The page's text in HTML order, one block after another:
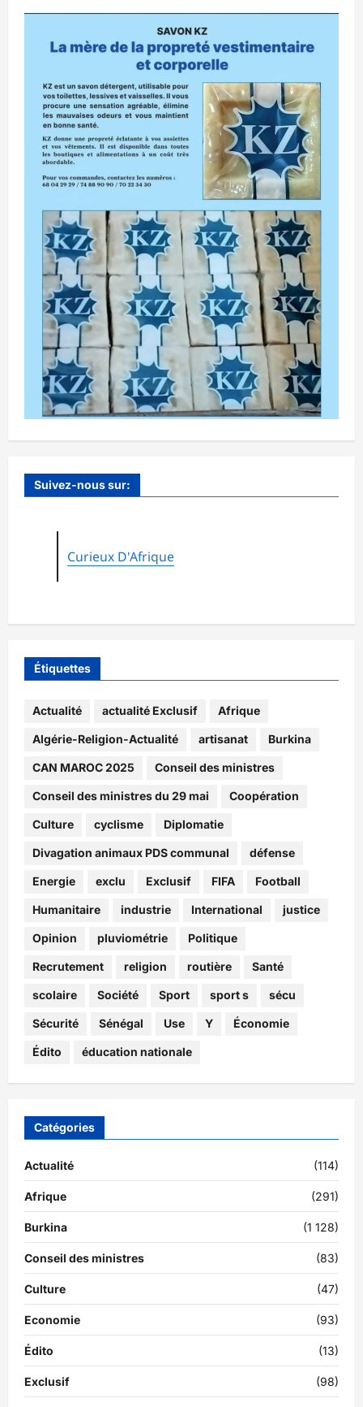
Suivez-nous sur:
Curieux D'Afrique
Étiquettes
Actualité actualité Exclusif Afrique
Algérie-Religion-Actualité artisanat Burkina
CAN MAROC 2025 Conseil des ministres
Conseil des ministres du 29 mai Coopération
Culture cyclisme Diplomatie
Divagation animaux PDS communal défense
Energie exclu Exclusif FIFA Football
Humanitaire industrie International justice
Opinion pluviométrie Politique
Recrutement religion routière Santé
scolaire Société Sport sport s sécu
Sécurité Sénégal Use Y Économie
Édito éducation nationale
Catégories
Actualité (114)
Afrique (291)
Burkina (1 128)
Conseil des ministres (83)
Culture (47)
Economie (93)
Édito (13)
Exclusif (98)